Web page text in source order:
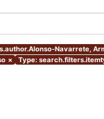
Navarrete,
× Type: